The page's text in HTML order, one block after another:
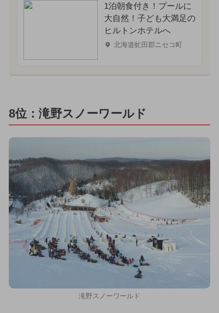
1泊朝食付き！プールに
大自然！子ども大満足の
ヒルトンホテルへ
北海道虻田郡ニセコ町
8位：滝野スノーワールド
滝野スノーワールド